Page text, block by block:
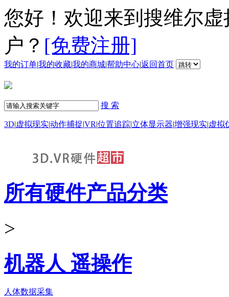
您好！欢迎来到搜维尔
户？ [免费注册]
我的订单|我的收藏|我的商城|帮助中心|返回首页
搜 索
3D|虚拟现实|动作捕捉|VR|位置追踪|立体显示器|增强现实|虚拟
所有硬件产品分类
>
机器人 遥操作
人体数据采集